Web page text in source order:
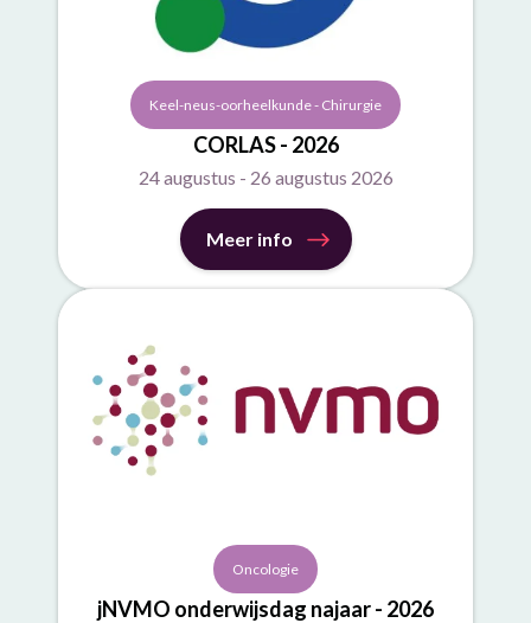
Keel-neus-oorheelkunde - Chirurgie
CORLAS - 2026
24 augustus - 26 augustus 2026
Meer info
Oncologie
jNVMO onderwijsdag najaar - 2026